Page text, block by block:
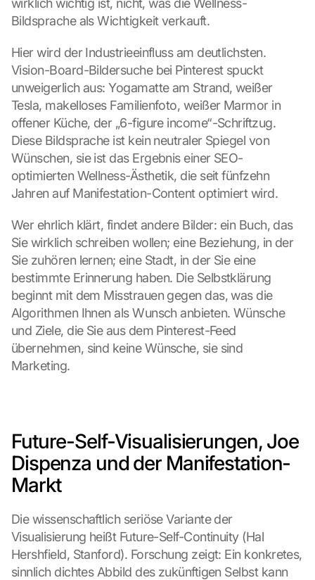
wirklich wichtig ist, nicht, was die Wellness-
Bildsprache als Wichtigkeit verkauft.
Hier wird der Industrieeinfluss am deutlichsten.
Vision-Board-Bildersuche bei Pinterest spuckt
unweigerlich aus: Yogamatte am Strand, weißer
Tesla, makelloses Familienfoto, weißer Marmor in
offener Küche, der „6-figure income“-Schriftzug.
Diese Bildsprache ist kein neutraler Spiegel von
Wünschen, sie ist das Ergebnis einer SEO-
optimierten Wellness-Ästhetik, die seit fünfzehn
Jahren auf Manifestation-Content optimiert wird.
Wer ehrlich klärt, findet andere Bilder: ein Buch, das
Sie wirklich schreiben wollen; eine Beziehung, in der
Sie zuhören lernen; eine Stadt, in der Sie eine
bestimmte Erinnerung haben. Die Selbstklärung
beginnt mit dem Misstrauen gegen das, was die
Algorithmen Ihnen als Wunsch anbieten. Wünsche
und Ziele, die Sie aus dem Pinterest-Feed
übernehmen, sind keine Wünsche, sie sind
Marketing.
Future-Self-Visualisierungen, Joe
Dispenza und der Manifestation-
Markt
Die wissenschaftlich seriöse Variante der
Visualisierung heißt Future-Self-Continuity (Hal
Hershfield, Stanford). Forschung zeigt: Ein konkretes,
sinnlich dichtes Abbild des zukünftigen Selbst kann